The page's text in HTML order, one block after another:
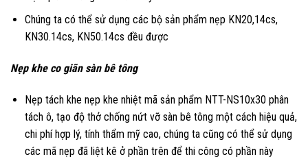
Chúng ta có thể sử dụng các bộ sản phẩm nẹp KN20,14cs,
KN30.14cs, KN50.14cs đều được
Nẹp khe co giãn sàn bê tông
Nẹp tách khe nẹp khe nhiệt mã sản phẩm NTT-NS10x30 phân
tách ô, tạo độ thở chống nứt vỡ sàn bê tông một cách hiệu quả,
chi phí hợp lý, tính thẩm mỹ cao, chúng ta cũng có thể sử dụng
các mã nẹp đã liệt kê ở phần trên để thi công có phần này